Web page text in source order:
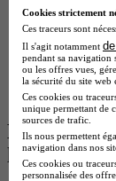
Licence
Master
BTS
Master
BTS
BTS Ndrc à
Les
les plus
Cookies strictement
Ces traceurs sont
Il s'agit notamment
pendant sa navigation
ou les offres vues,
la sécurité du site web
Ces cookies ou
unique permettant de
sources de trafic.
Ils nous permettent
navigation dans nos
Ces cookies ou
personnalisée des